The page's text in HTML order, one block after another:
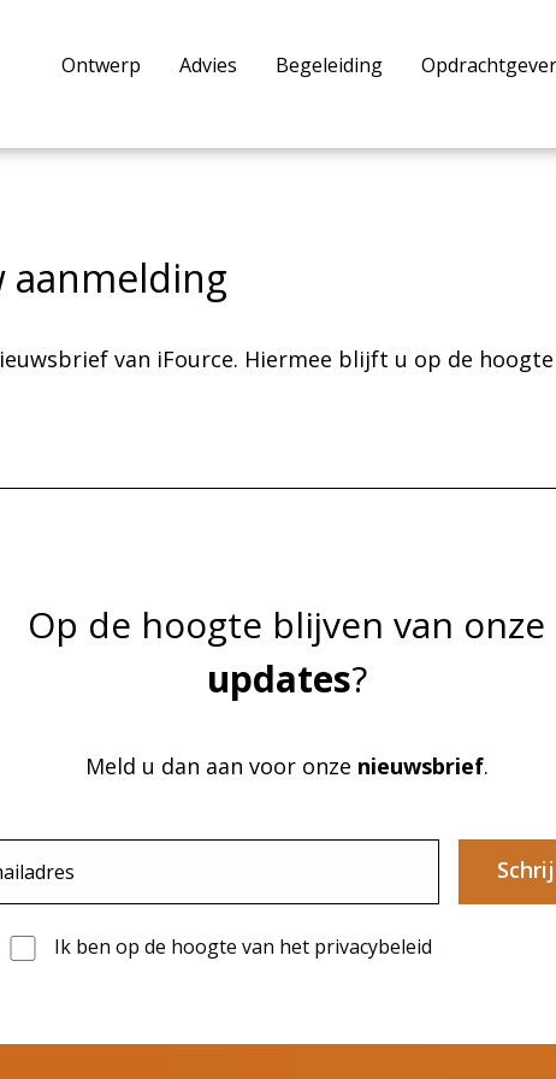
Ontwerp Advies Begeleiding
aanmelding
van iFource. Hiermee blijft u op de
Op de hoogte blijven van onze
updates?
Meld u dan aan voor onze nieuwsbrief.
Ik ben op de hoogte van het privacybeleid